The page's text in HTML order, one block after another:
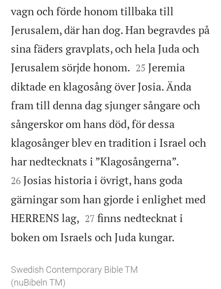
vagn och förde honom tillbaka till
Jerusalem, där han dog. Han begravdes på
sina fäders gravplats, och hela Juda och
Jerusalem sörjde honom. 

25 Jeremia
diktade en klagosång över Josia. Ända
fram till denna dag sjunger sångare och
sångerskor om hans död, för dessa
klagosånger blev en tradition i Israel och
har nedtecknats i ”Klagosångerna”.
26 Josias historia i övrigt, hans goda
gärningar som han gjorde i enlighet med
HERRENS lag, 

27 finns nedtecknat i
boken om Israels och Juda kungar.
Swedish Contemporary Bible TM
(nuBibeln TM)